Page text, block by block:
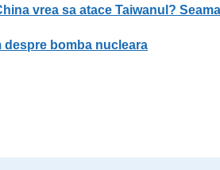
vrea sa atace Taiwanul?
despre bomba nucleara